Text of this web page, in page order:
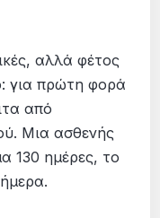
αλλά φέτος
για πρώτη φορά
από
Μια ασθενής
130 ημέρες, το